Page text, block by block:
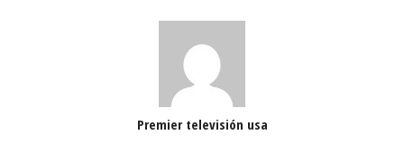
Premier televisión usa